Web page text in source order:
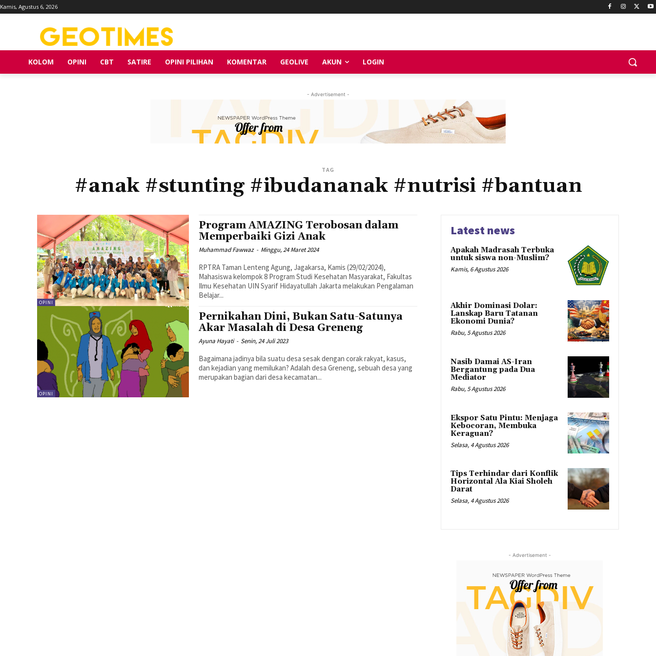
Kamis, Agustus 6, 2026
KOLOM OPINI CBT SATIRE OPINI PILIHAN KOMENTAR GEOLIVE AKUN LOGIN
- Advertisement -
TAG
#anak #stunting #ibudananak #nutrisi #bantuan
OPINI
Program AMAZING Terobosan dalam
Memperbaiki Gizi Anak
Muhammad Fawwaz - Minggu, 24 Maret 2024
RPTRA Taman Lenteng Agung, Jagakarsa, Kamis (29/02/2024),
Mahasiswa kelompok 8 Program Studi Kesehatan Masyarakat, Fakultas
Ilmu Kesehatan UIN Syarif Hidayatullah Jakarta melakukan Pengalaman
Belajar...
OPINI
Pernikahan Dini, Bukan Satu-Satunya
Akar Masalah di Desa Greneng
Ayuna Hayati - Senin, 24 Juli 2023
Bagaimana jadinya bila suatu desa sesak dengan corak rakyat, kasus,
dan kejadian yang memilukan? Adalah desa Greneng, sebuah desa yang
merupakan bagian dari desa kecamatan...
Latest news
Apakah Madrasah Terbuka
untuk siswa non-Muslim?
Kamis, 6 Agustus 2026
Akhir Dominasi Dolar:
Lanskap Baru Tatanan
Ekonomi Dunia?
Rabu, 5 Agustus 2026
Nasib Damai AS-Iran
Bergantung pada Dua
Mediator
Rabu, 5 Agustus 2026
Ekspor Satu Pintu: Menjaga
Kebocoran, Membuka
Keraguan?
Selasa, 4 Agustus 2026
Tips Terhindar dari Konflik
Horizontal Ala Kiai Sholeh
Darat
Selasa, 4 Agustus 2026
- Advertisement -